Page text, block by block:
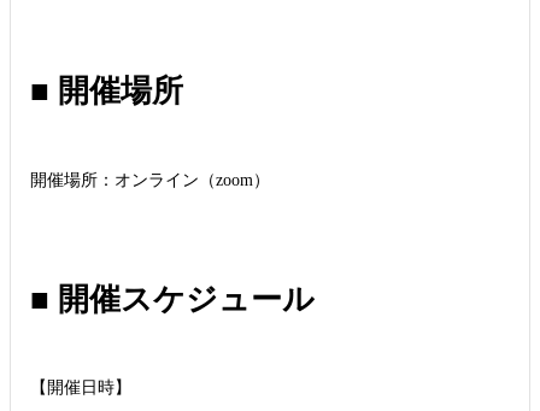
■ 開催場所
開催場所：オンライン（zoom）
■ 開催スケジュール
【開催日時】